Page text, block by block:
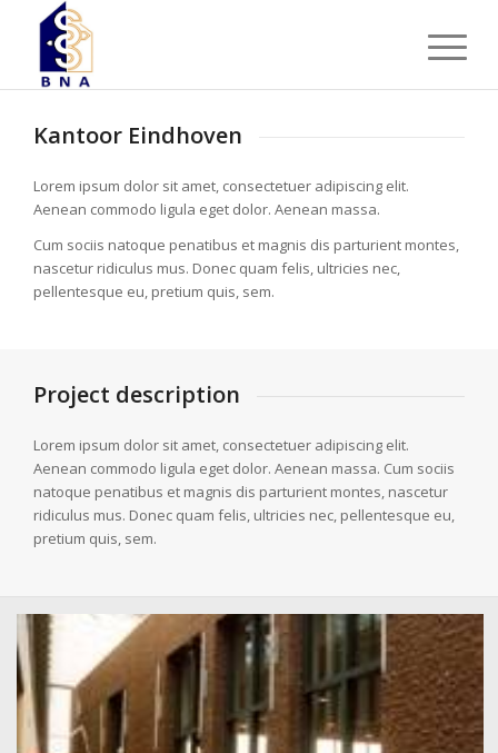
Kantoor Eindhoven
Lorem ipsum dolor sit amet, consectetuer adipiscing elit.
Aenean commodo ligula eget dolor. Aenean massa.
Cum sociis natoque penatibus et magnis dis parturient montes,
nascetur ridiculus mus. Donec quam felis, ultricies nec,
pellentesque eu, pretium quis, sem.
Project description
Lorem ipsum dolor sit amet, consectetuer adipiscing elit.
Aenean commodo ligula eget dolor. Aenean massa. Cum sociis
natoque penatibus et magnis dis parturient montes, nascetur
ridiculus mus. Donec quam felis, ultricies nec, pellentesque eu,
pretium quis, sem.